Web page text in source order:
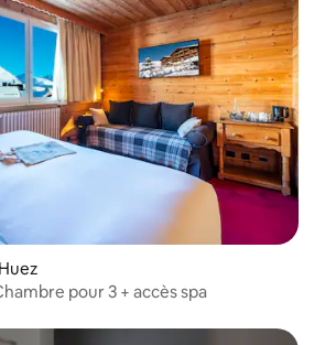
pour 3 + accès spa